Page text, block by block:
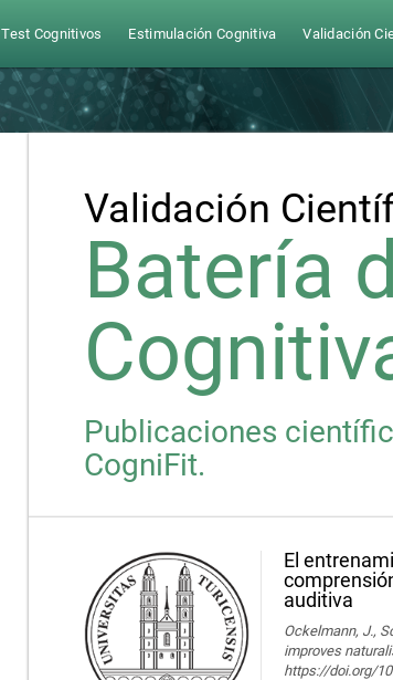
Test Cognitivos Estimulación Cognitiva Validación
Validación
Batería
Publicaciones
CogniFit.
El
auditiva
Ockelmann, J.,
improves
https://doi.org/